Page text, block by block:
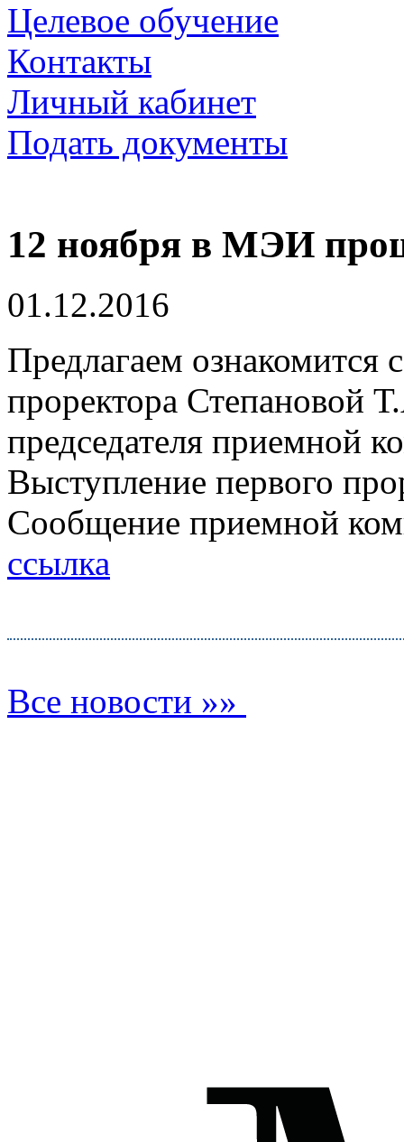
Целевое обучение
Контакты
Личный кабинет
Подать документы
12 ноября в МЭИ
01.12.2016
Предлагаем ознакомится
проректора Степановой
председателя приемной
Выступление первого
Сообщение приемной
ссылка
Все новости »»